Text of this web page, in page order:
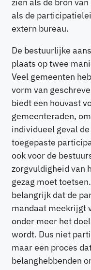
als de
extern bureau.
De bestuurlijke
plaats op twee
Veel gemeenten
vorm van
biedt een houvast
gemeenteraden,
individueel geval
toegepaste
ook voor de
zorgvuldigheid van
gezag moet
belangrijk dat de
mandaat meekrijgt
onder meer het
wordt. Dus niet
maar een proces
belanghebbenden